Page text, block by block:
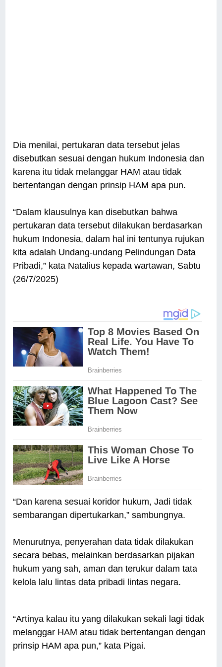
Dia menilai, pertukaran data tersebut jelas
disebutkan sesuai dengan hukum Indonesia dan
karena itu tidak melanggar HAM atau tidak
bertentangan dengan prinsip HAM apa pun.
“Dalam klausulnya kan disebutkan bahwa
pertukaran data tersebut dilakukan berdasarkan
hukum Indonesia, dalam hal ini tentunya rujukan
kita adalah Undang-undang Pelindungan Data
Pribadi,” kata Natalius kepada wartawan, Sabtu
(26/7/2025)
“Dan karena sesuai koridor hukum, Jadi tidak
sembarangan dipertukarkan,” sambungnya.
Menurutnya, penyerahan data tidak dilakukan
secara bebas, melainkan berdasarkan pijakan
hukum yang sah, aman dan terukur dalam tata
kelola lalu lintas data pribadi lintas negara.
“Artinya kalau itu yang dilakukan sekali lagi tidak
melanggar HAM atau tidak bertentangan dengan
prinsip HAM apa pun,” kata Pigai.